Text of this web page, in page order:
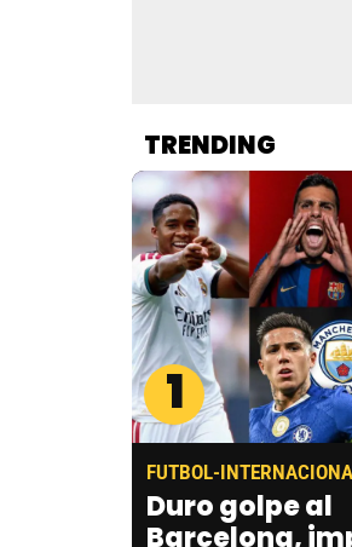
TRENDING
1
FUTBOL-
Duro golpe al
Barcelona,